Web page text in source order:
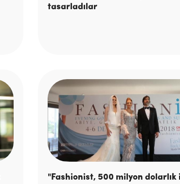
tasarladılar
"Fashionist, 500 milyon dolarlık